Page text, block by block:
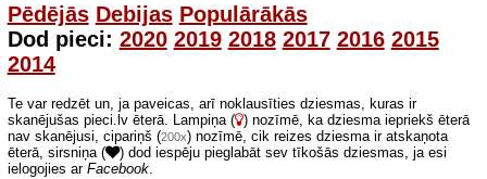
Pēdējās Debijas Populārākās
Dod pieci: 2020 2019 2018 2017 2016 2015
2014
Te var redzēt un, ja paveicas, arī noklausīties dziesmas, kuras ir
skanējušas pieci.lv ēterā. Lampiņa ( ) nozīmē, ka dziesma iepriekš ēterā
nav skanējusi, cipariņš (200x) nozīmē, cik reizes dziesma ir atskaņota
ēterā, sirsniņa (
) dod iespēju pieglabāt sev tīkošās dziesmas, ja esi
ielogojies ar Facebook.